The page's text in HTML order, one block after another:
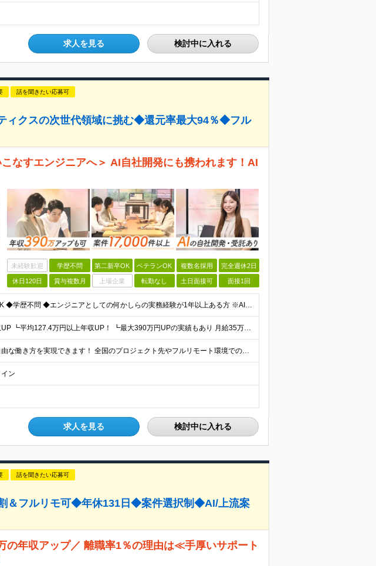
求人を見る 検討中に入れる
話を聞きたい応募可
ィクスの次世代領域に挑む◆還元率最大94％◆フル
なすエンジニアへ＞ AI自社開発にも携われます！AI
未経験歓迎 学歴不問 第二新卒OK ベテランOK 複数名採用 完全週休2日
休日120日 賞与複数月 上場企業 転勤なし 土日面接可 面接1回
★既卒・第二新卒OK ◆学歴不問 ◆エンジニアとしての何かしらの実務経験が1年以上ある方 ※AI未経験者大歓迎 ★意欲重視の採用です！ 「経歴に自信がない」という方も、"今後挑戦したいこと""スキル
★入社後全員が年収UP ┗平均127.4万円以上年収UP！ ┗最大390万円UPの実績もあり 月給35万円～100万円＋決算賞与＋各種手当 【 給与イメージ 】 ■経験1年以上…月給35万円～＋決
★全国どこでも、自由な働き方を実現できます！ 全国のプロジェクト先やフルリモート環境での勤務も可能です。 ＼自由度の高い働き方、叶えます／ □フルリモートで働きたい □ハイブリットに働きたい □家庭
ン
求人を見る 検討中に入れる
話を聞きたい応募可
＆フルリモ可◆年休131日◆案件選択制◆AI/上流案
の年収アップ／ 離職率1％の理由は≪手厚いサポート